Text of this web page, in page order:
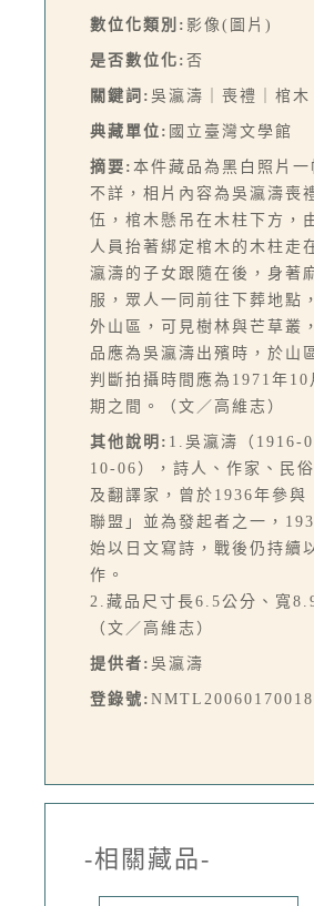
數位化類別: 影像(圖片)
是否數位化: 否
關鍵詞: 吳瀛濤｜喪禮｜棺木
典藏單位: 國立臺灣文學館
摘要: 本件藏品為黑白照片一
不詳，相片內容為吳瀛濤喪
伍，棺木懸吊在木柱下方，
人員抬著綁定棺木的木柱走
瀛濤的子女跟隨在後，身著
服，眾人一同前往下葬地點
外山區，可見樹林與芒草叢
品應為吳瀛濤出殯時，於山
判斷拍攝時間應為1971年10
期之間。（文／高維志）
其他說明: 1.吳瀛濤（1916-
10-06），詩人、作家、民
及翻譯家，曾於1936年參與
聯盟」並為發起者之一，
始以日文寫詩，戰後仍持續
作。
2.藏品尺寸長6.5公分、寬
（文／高維志）
提供者: 吳瀛濤
登錄號:
-相關藏品-